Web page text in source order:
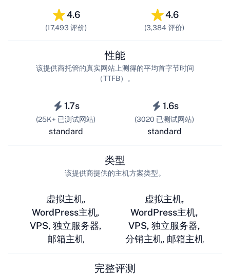
4.6
(17,493 评价)
4.6
(3,384 评价)
1.7s
(25K+ 已测试网站)
standard
性能
该提供商托管的真实网站上测得的平均首字节时间
（TTFB）。
1.6s
(3020 已测试网站)
standard
虚拟主机,
WordPress主机,
VPS, 独立服务器,
邮箱主机
类型
该提供商提供的主机方案类型。
虚拟主机,
WordPress主机,
VPS, 独立服务器,
分销主机, 邮箱主机
完整评测